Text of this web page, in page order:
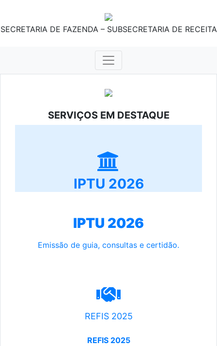
SECRETARIA DE FAZENDA – SUBSECRETARIA DE RECEITA
SERVIÇOS EM DESTAQUE
IPTU 2026
IPTU 2026
Emissão de guia, consultas e certidão.
REFIS 2025
REFIS 2025